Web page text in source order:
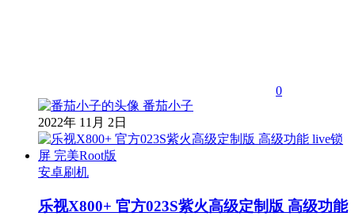
0
番茄小子
2022年 11月 2日
安卓刷机
乐视X800+ 官方023S紫火高级定制版 高级功能